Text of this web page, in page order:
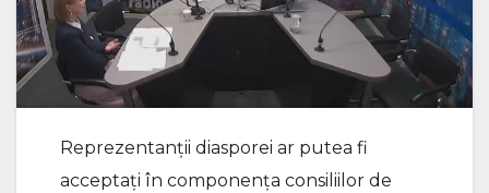
Reprezentanții diasporei ar putea fi
acceptați în componența consiliilor de